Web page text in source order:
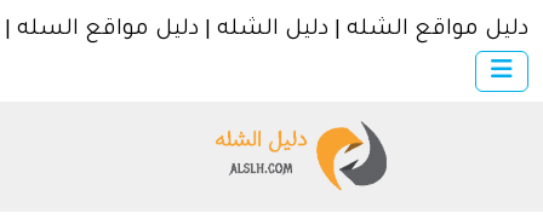
× الرئيسية
| دليل الشله | دليل مواقع السله | دليل متاجر السله